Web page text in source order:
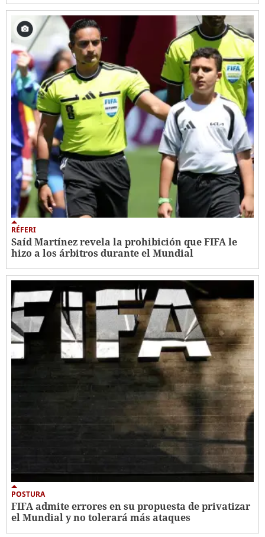
RÉFERI
Saíd Martínez revela la prohibición que FIFA le
hizo a los árbitros durante el Mundial
POSTURA
FIFA admite errores en su propuesta de privatizar
el Mundial y no tolerará más ataques